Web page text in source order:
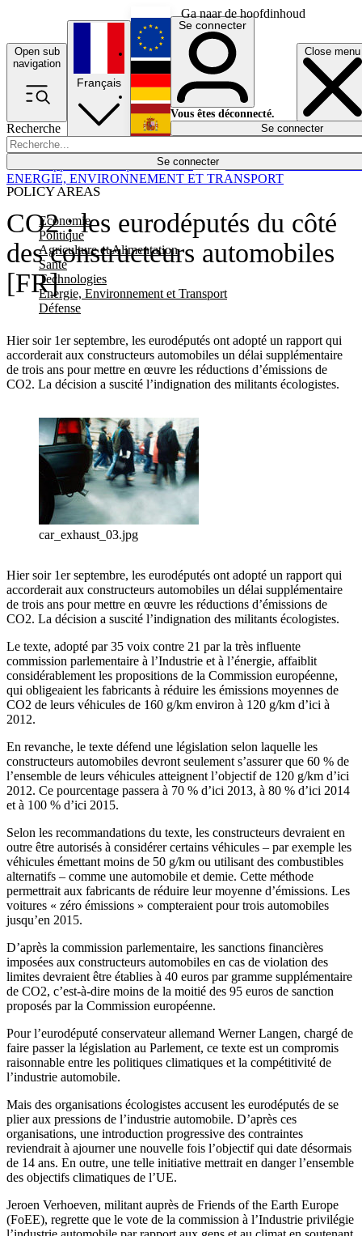
Ga naar de hoofdinhoud
Open sub
navigation
Close menu
Recherche
Se connecter
POLICY AREAS
Economie
Politique
Agriculture et Alimentation
Santé
Technologies
Energie, Environnement et Transport
Défense
Économie
Français
English
Deutsch
Español
Se connecter
Vous êtes déconnecté.
Se connecter
CO2 : les eurodéputés du côté
des constructeurs automobiles
[FR]
Hier soir 1er septembre, les eurodéputés ont adopté un rapport qui
accorderait aux constructeurs automobiles un délai supplémentaire
de trois ans pour mettre en œuvre les réductions d’émissions de
CO2. La décision a suscité l’indignation des militants écologistes.
ENERGIE, ENVIRONNEMENT ET TRANSPORT
car_exhaust_03.jpg
Hier soir 1er septembre, les eurodéputés ont adopté un rapport qui
accorderait aux constructeurs automobiles un délai supplémentaire
de trois ans pour mettre en œuvre les réductions d’émissions de
CO2. La décision a suscité l’indignation des militants écologistes.
Le texte, adopté par 35 voix contre 21 par la très influente
commission parlementaire à l’Industrie et à l’énergie, affaiblit
considérablement les propositions de la Commission européenne,
qui obligeaient les fabricants à réduire les émissions moyennes de
CO2 de leurs véhicules de 160 g/km environ à 120 g/km d’ici à
2012.
En revanche, le texte défend une législation selon laquelle les
constructeurs automobiles devront seulement s’assurer que 60 % de
l’ensemble de leurs véhicules atteignent l’objectif de 120 g/km d’ici
2012. Ce pourcentage passera à 70 % d’ici 2013, à 80 % d’ici 2014
et à 100 % d’ici 2015.
Selon les recommandations du texte, les constructeurs devraient en
outre être autorisés à considérer certains véhicules – par exemple les
véhicules émettant moins de 50 g/km ou utilisant des combustibles
alternatifs – comme une automobile et demie. Cette méthode
permettrait aux fabricants de réduire leur moyenne d’émissions. Les
voitures « zéro émissions » compteraient pour trois automobiles
jusqu’en 2015.
D’après la commission parlementaire, les sanctions financières
imposées aux constructeurs automobiles en cas de violation des
limites devraient être établies à 40 euros par gramme supplémentaire
de CO2, c’est-à-dire moins de la moitié des 95 euros de sanction
proposés par la Commission européenne.
Pour l’eurodéputé conservateur allemand Werner Langen, chargé de
faire passer la législation au Parlement, ce texte est un compromis
raisonnable entre les politiques climatiques et la compétitivité de
l’industrie automobile.
Mais des organisations écologistes accusent les eurodéputés de se
plier aux pressions de l’industrie automobile. D’après ces
organisations, une introduction progressive des contraintes
reviendrait à ajourner une nouvelle fois l’objectif qui date désormais
de 14 ans. En outre, une telle initiative mettrait en danger l’ensemble
des objectifs climatiques de l’UE.
Jeroen Verhoeven, militant auprès de Friends of the Earth Europe
(FoEE), regrette que le vote de la commission à l’Industrie privilégie